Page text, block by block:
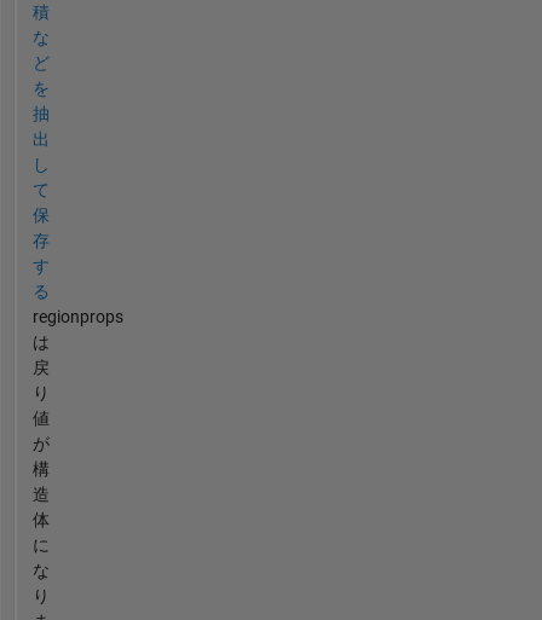
積
な
ど
を
抽
出
し
て
保
存
す
る
regionprops
は
戻
り
値
が
構
造
体
に
な
り